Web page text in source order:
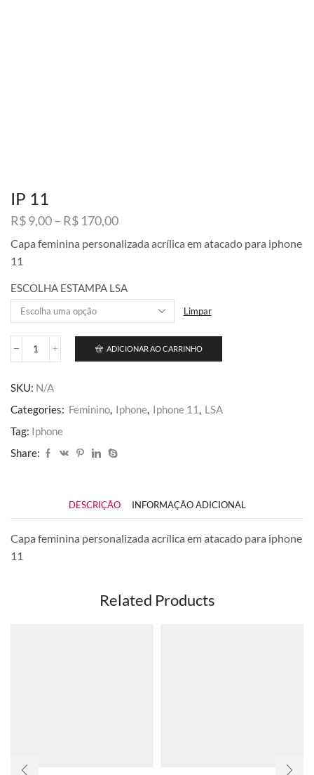
IP 11
R$9,00– R$ 170,00Faixa
preço:
R$ 170,00
Capa feminina personalizada acrílica em atacado para iphone
11
ESCOLHA ESTAMPA LSA
Limpar
IP
ADICIONAR AO CARRINHO
SKU: N/A
Categories: Feminino, Iphone, Iphone 11, LSA
Tag: Iphone
Share:
DESCRIÇÃO INFORMAÇÃO ADICIONAL
Capa feminina personalizada acrílica em atacado para iphone
11
Related Products